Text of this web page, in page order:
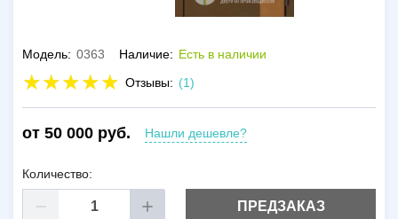
Модель: 0363 Наличие: Есть в наличии
Отзывы: (1)
от 50 000 руб. Нашли дешевле?
Количество:
ПРЕДЗАКАЗ